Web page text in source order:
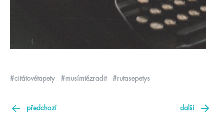
#citátovétapety #musímtězradit #rutasepetys
předchozí další